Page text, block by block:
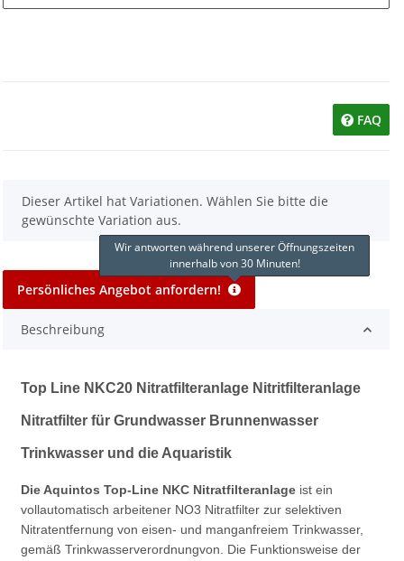
FAQ
x
Dieser Artikel hat Variationen. Wählen Sie bitte die
gewünschte Variation aus.
Persönliches Angebot anfordern!
Wir antworten während unserer Öffnungszeiten
innerhalb von 30 Minuten!
Beschreibung
Top Line NKC20 Nitratfilteranlage Nitritfilteranlage
Nitratfilter für Grundwasser Brunnenwasser
Trinkwasser und die Aquaristik
Die Aquintos Top-Line NKC Nitratfilteranlage ist ein
vollautomatisch arbeitener NO3 Nitratfilter zur selektiven
Nitratentfernung von eisen- und manganfreiem Trinkwasser,
gemäß Trinkwasserverordnungvon. Die Funktionsweise der